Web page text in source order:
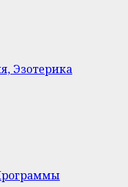
Эзотерика